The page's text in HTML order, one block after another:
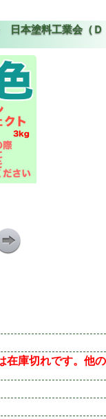
在庫切れです。他の